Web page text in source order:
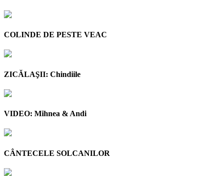
COLINDE DE PESTE VEAC
ZICĂLAŞII: Chindiile
VIDEO: Mihnea & Andi
CÂNTECELE SOLCANILOR